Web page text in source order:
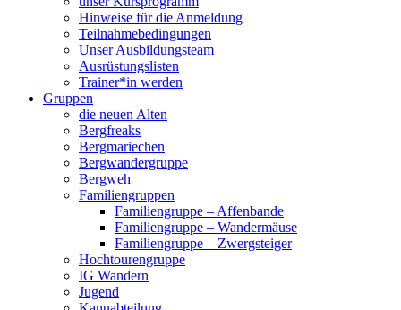
Hinweise für die Anmeldung
Teilnahmebedingungen
Unser Ausbildungsteam
Ausrüstungslisten
Trainer*in werden
Gruppen
die neuen Alten
Bergfreaks
Bergmariechen
Bergwandergruppe
Bergweh
Familiengruppen
Familiengruppe – Affenbande
Familiengruppe – Wandermäuse
Familiengruppe – Zwergsteiger
Hochtourengruppe
IG Wandern
Jugend